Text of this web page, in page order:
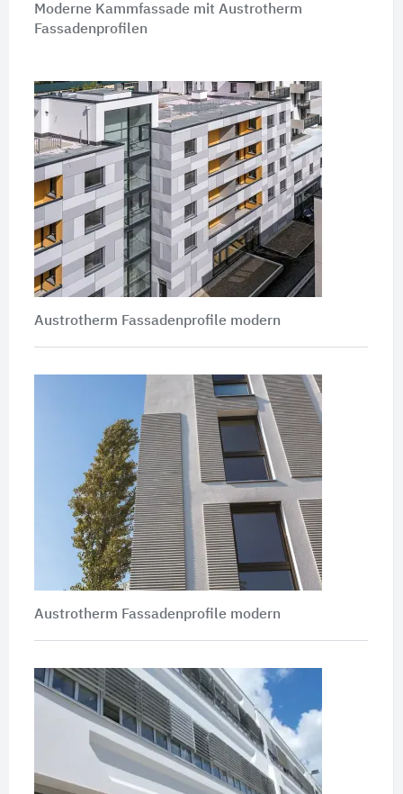
Moderne Kammfassade mit Austrotherm
Fassadenprofilen
Austrotherm Fassadenprofile modern
Austrotherm Fassadenprofile modern